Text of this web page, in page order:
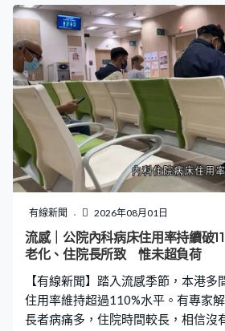
推第二批四幅地招標，身兼創新科技
的港深創新及科技園主席蔡傑銘在本
地反應非常熱烈，令當局有信心加速
技園主席蔡傑銘：「我們招標的時候
板塊，而特別是人工智能、生命健康
較多，比如有比較尖端的晶片，又或
們都是很有興趣，希望在香港河套香
以誇張一點說，在內地甚至世界各地
地的數據，又做到香港和國際的數據
科研，這個河套香港園區應該是唯一
超過數十個回饋意見，希望了解怎樣
14幅地何時再推，需要參詳招標反應
完整，不排除引入商業地元素、酒店
才說公私營合作，抓一些龍頭的企業
有線新聞 2026年08月01日
流感｜公院內科病床住用率持續破
老化、住院長所致 惟未超負荷
【有線新聞】踏入流感季節，本港
住用率維持超過110%水平。有專家
長者病痛多，住院時間較長，相信沒